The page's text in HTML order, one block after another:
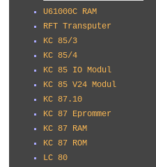
U61000C RAM
RFT Transputer
KC 85/3
KC 85/4
KC 85 IO Modul
KC 85 V24 Modul
KC 87.10
KC 87 Eprommer
KC 87 RAM
KC 87 ROM
LC 80